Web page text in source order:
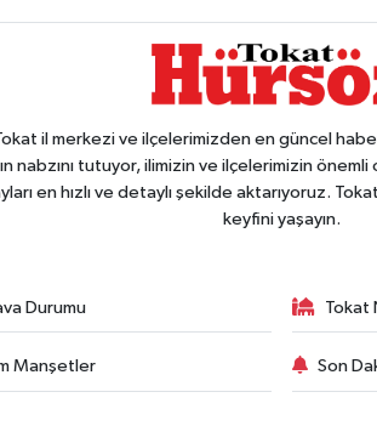
il merkezi ve ilçelerimizden en güncel
nabzını tutuyor, ilimizin ve ilçelerimizin
en hızlı ve detaylı şekilde aktarıyoruz.
keyfini yaşayın.
Durumu Tokat
Manşetler Son